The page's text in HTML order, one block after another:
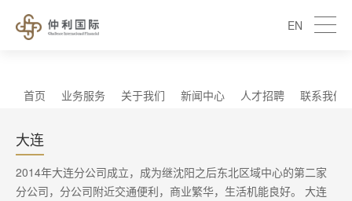
EN
首页 业务服务 关于我们 新闻中心 人才招聘 联系我们
大连
2014年大连分公司成立，成为继沈阳之后东北区域中心的第二家
分公司，分公司附近交通便利，商业繁华，生活机能良好。 大连